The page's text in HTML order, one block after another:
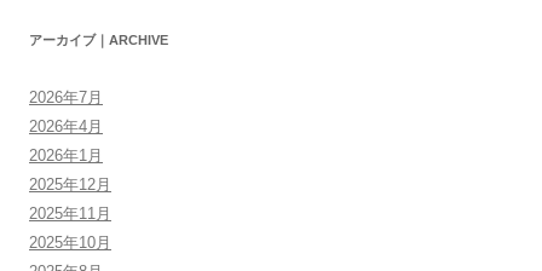
アーカイブ｜ARCHIVE
2026年7月
2026年4月
2026年1月
2025年12月
2025年11月
2025年10月